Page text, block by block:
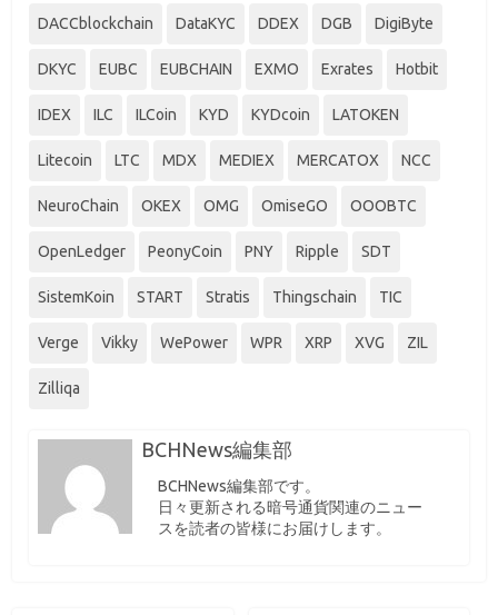
DACCblockchain DataKYC DDEX DGB DigiByte
DKYC EUBC EUBCHAIN EXMO Exrates Hotbit
IDEX ILC ILCoin KYD KYDcoin LATOKEN
Litecoin LTC MDX MEDIEX MERCATOX NCC
NeuroChain OKEX OMG OmiseGO OOOBTC
OpenLedger PeonyCoin PNY Ripple SDT
SistemKoin START Stratis Thingschain TIC
Verge Vikky WePower WPR XRP XVG ZIL
Zilliqa
BCHNews編集部
BCHNews編集部です。
日々更新される暗号通貨関連のニュー
スを読者の皆様にお届けします。